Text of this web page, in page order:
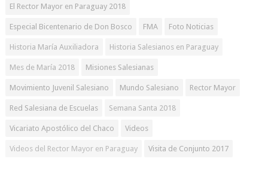
El Rector Mayor en Paraguay 2018
Especial Bicentenario de Don Bosco FMA Foto Noticias
Historia María Auxiliadora Historia Salesianos en Paraguay
Mes de María 2018 Misiones Salesianas
Movimiento Juvenil Salesiano Mundo Salesiano Rector Mayor
Red Salesiana de Escuelas Semana Santa 2018
Vicariato Apostólico del Chaco Videos
Videos del Rector Mayor en Paraguay Visita de Conjunto 2017